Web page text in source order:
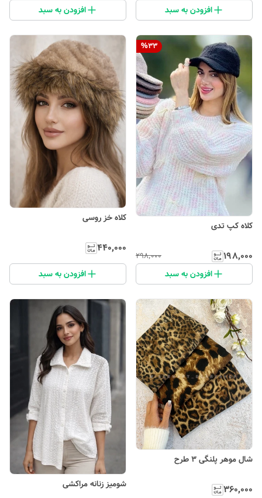
افزودن به سبد افزودن به سبد
%33
کلاه کپ تدی
۱۹۸٬۰۰۰ ۲۹۸٬۰۰۰
افزودن به سبد
کلاه خز روسی
۴۴۰٬۰۰۰
افزودن به سبد
شال موهر پلنگی ۳ طرح
۳۶۰٬۰۰۰ شومیز زنانه مراکشی